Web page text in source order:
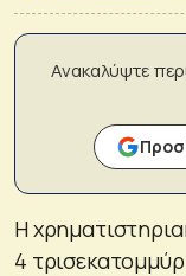
Ανακαλύψτε
Η
4